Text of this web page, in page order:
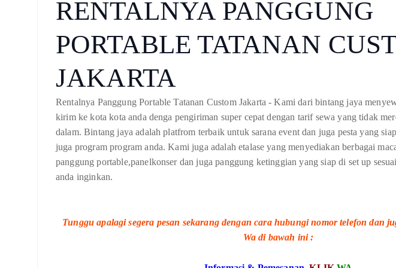
RENTALNYA PANGGUNG
PORTABLE TATANAN
JAKARTA
Rentalnya Panggung Portable Tatanan Custom Jakarta - Kami dari bintang jaya
kirim ke kota kota anda denga pengiriman super cepat dengan tarif sewa yang tidak
dalam. Bintang jaya adalah platfrom terbaik untuk sarana event dan juga pesta yang
juga program program anda. Kami juga adalah etalase yang menyediakan berbagai
panggung portable,panelkonser dan juga panggung ketinggian yang siap di set up
anda inginkan.
Tunggu apalagi segera pesan sekarang dengan cara hubungi nomor telefon dan
Wa di bawah ini :